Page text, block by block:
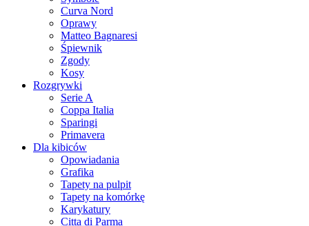
Curva Nord
Oprawy
Matteo Bagnaresi
Śpiewnik
Zgody
Kosy
Rozgrywki
Serie A
Coppa Italia
Sparingi
Primavera
Dla kibiców
Opowiadania
Grafika
Tapety na pulpit
Tapety na komórkę
Karykatury
Citta di Parma